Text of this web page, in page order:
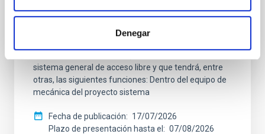
Denegar
Se convoca proceso selectivo para formalizar un
contrato laboral de duración indefinida (Artículo 23bis
sistema general de acceso libre y que tendrá, entre
otras, las siguientes funciones: Dentro del equipo de
mecánica del proyecto sistema
Fecha de publicación
17/07/2026
Plazo de presentación hasta el
07/08/2026